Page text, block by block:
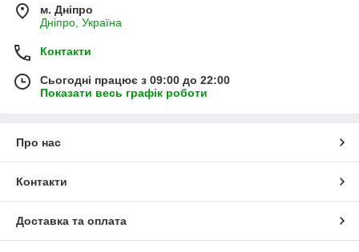
м. Дніпро
Дніпро, Україна
Контакти
Сьогодні працює з 09:00 до 22:00
Показати весь графік роботи
Про нас
Контакти
Доставка та оплата